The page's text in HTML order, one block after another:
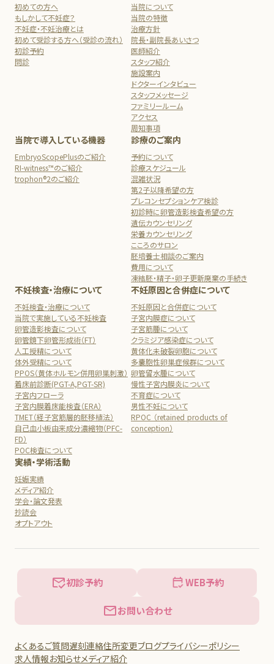
初めての方へ
もしかして不妊症？
不妊症・不妊治療とは
初めて受診する方へ（受診の流れ）
初診予約
問診
当院について
当院の特徴
治療方針
院長・副院長あいさつ
医師紹介
スタッフ紹介
施設案内
ドクターインタビュー
スタッフメッセージ
ファミリールーム
アクセス
周知事項
当院で導入している機器
EmbryoScopePlusのご紹介
RI-witness™のご紹介
trophon®2のご紹介
診療のご案内
予約について
診療スケジュール
混雑状況
第2子以降希望の方
プレコンセプションケア検診
初診時に卵管造影検査希望の方
遺伝カウンセリング
栄養カウンセリング
こころのサロン
胚培養士相談のご案内
費用について
凍結胚・精子・卵子更新廃棄の手続き
不妊検査・治療について
不妊検査・治療について
当院で実施している不妊検査
卵管造影検査について
卵管鏡下卵管形成術（FT）
人工授精について
体外受精について
PPOS（黄体ホルモン併用卵巣刺激）
着床前診断(PGT-A,PGT-SR)
子宮内フローラ
子宮内膜着床能検査（ERA）
TMET（経子宮筋層的胚移植法）
自己血小板由来成分濃縮物（PFC-
FD）
POC検査について
不妊原因と合併症について
不妊原因と合併症について
子宮内膜症について
子宮筋腫について
クラミジア感染症について
黄体化未破裂卵胞について
多嚢胞性卵巣症候群について
卵管留水腫について
慢性子宮内膜炎について
不育症について
男性不妊について
RPOC （retained products of
conception）
実績・学術活動
妊娠実績
メディア紹介
学会・論文発表
抄読会
オプトアウト
初診予約 WEB予約
お問い合わせ
よくあるご質問遅刻連絡住所変更ブログプライバシーポリシー
求人情報お知らせメディア紹介